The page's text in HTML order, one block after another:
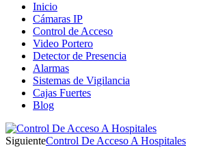
Inicio
Cámaras IP
Control de Acceso
Video Portero
Detector de Presencia
Alarmas
Sistemas de Vigilancia
Cajas Fuertes
Blog
SiguienteControl De Acceso A Hospitales